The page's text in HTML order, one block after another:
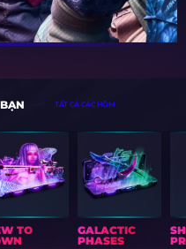
TẤT CẢ CÁC HỘM
TO
GALACTIC
PHASES